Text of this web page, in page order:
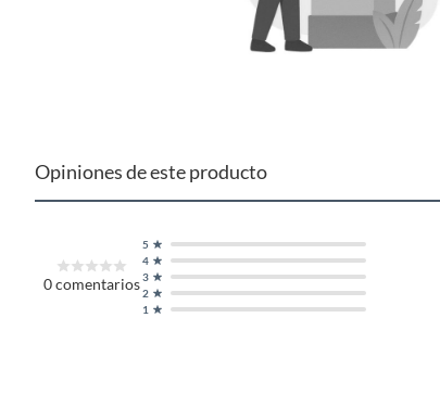
Opiniones de este producto
0comentarios
1
2
3
4
5